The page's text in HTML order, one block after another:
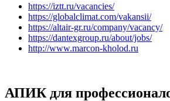
https://iztt.ru/vacancies/
https://globalclimat.com/vakansii/
https://altair-gr.ru/company/vacancy/
https://dantexgroup.ru/about/jobs/
http://www.marcon-kholod.ru
АПИК для